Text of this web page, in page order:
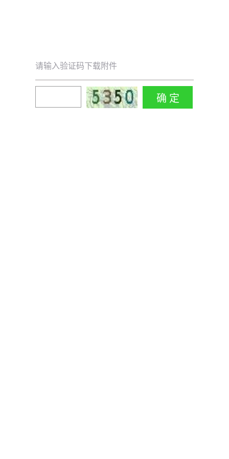
请输入验证码下载附件